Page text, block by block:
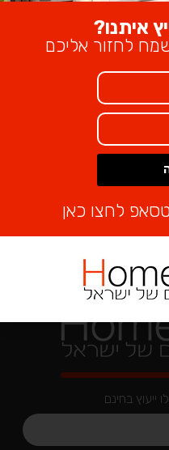
ייעוץ בחינם
איתנו?
לחזור אליכם
לחצו כאן